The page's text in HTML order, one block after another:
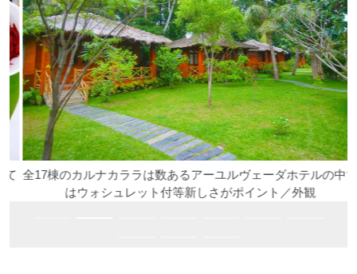
全17棟のカルナカララは数あるアーユルヴェーダホテルの中で
はウォシュレット付等新しさがポイント／外観